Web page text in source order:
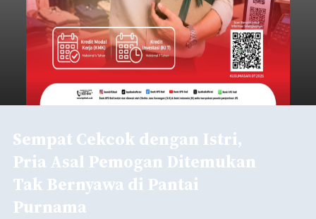
Sempat Cekcok dengan Istri,
Pria Asal Pemogan Ditemukan
Tak Bernyawa di Pantai
Purnama